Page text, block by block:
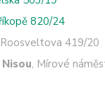
820/24
419/20
, Mírové